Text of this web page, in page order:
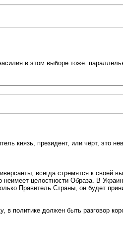
в этом выборе тоже.
князь, президент, или чёрт, это
всегда стремятся к своей
целостности Образа. В
Правитель Страны, он будет
в политике должен быть разговор